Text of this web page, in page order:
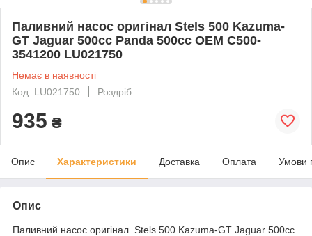
Паливний насос оригінал Stels 500 Kazuma-
GT Jaguar 500cc Panda 500cc OEM C500-
3541200 LU021750
Немає в наявності
Код: LU021750
Роздріб
935 ₴
Опис Характеристики Доставка Оплата Умови
Опис
Паливний насос оригінал Stels 500 Kazuma-GT Jaguar 500cc